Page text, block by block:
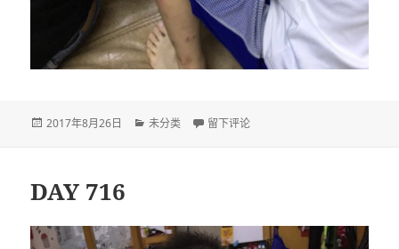
发
2017年8月26日
分
未分类 于DAY 717
留下评论
DAY 716